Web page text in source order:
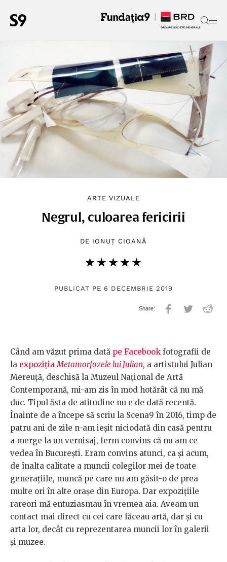
ARTE VIZUALE
Negrul, culoarea fericirii
DE IONUȚ CIOANĂ
★★★★★
☆☆☆☆☆
PUBLICAT PE 6 DECEMBRIE 2019
Când am văzut prima dată pe Facebook fotografii de
la expozițiaMetamorfozele lui Julian, a artistului Julian
Mereuță, deschisă la Muzeul Național de Artă
Contemporană, mi-am zis în mod hotărât că nu mă
duc. Tipul ăsta de atitudine nu e de dată recentă.
Înainte de a începe să scriu la Scena9 în 2016, timp de
patru ani de zile n-am ieșit niciodată din casă pentru
a merge la un vernisaj, ferm convins că nu am ce
vedea în București. Eram convins atunci, ca și acum,
de înalta calitate a muncii colegilor mei de toate
generațiile, muncă pe care nu am găsit-o de prea
multe ori în alte orașe din Europa. Dar expozițiile
rareori mă entuziasmau în vremea aia. Aveam un
contact mai direct cu cei care făceau artă, dar și cu
arta lor, decât cu reprezentarea muncii lor în galerii
și muzee.